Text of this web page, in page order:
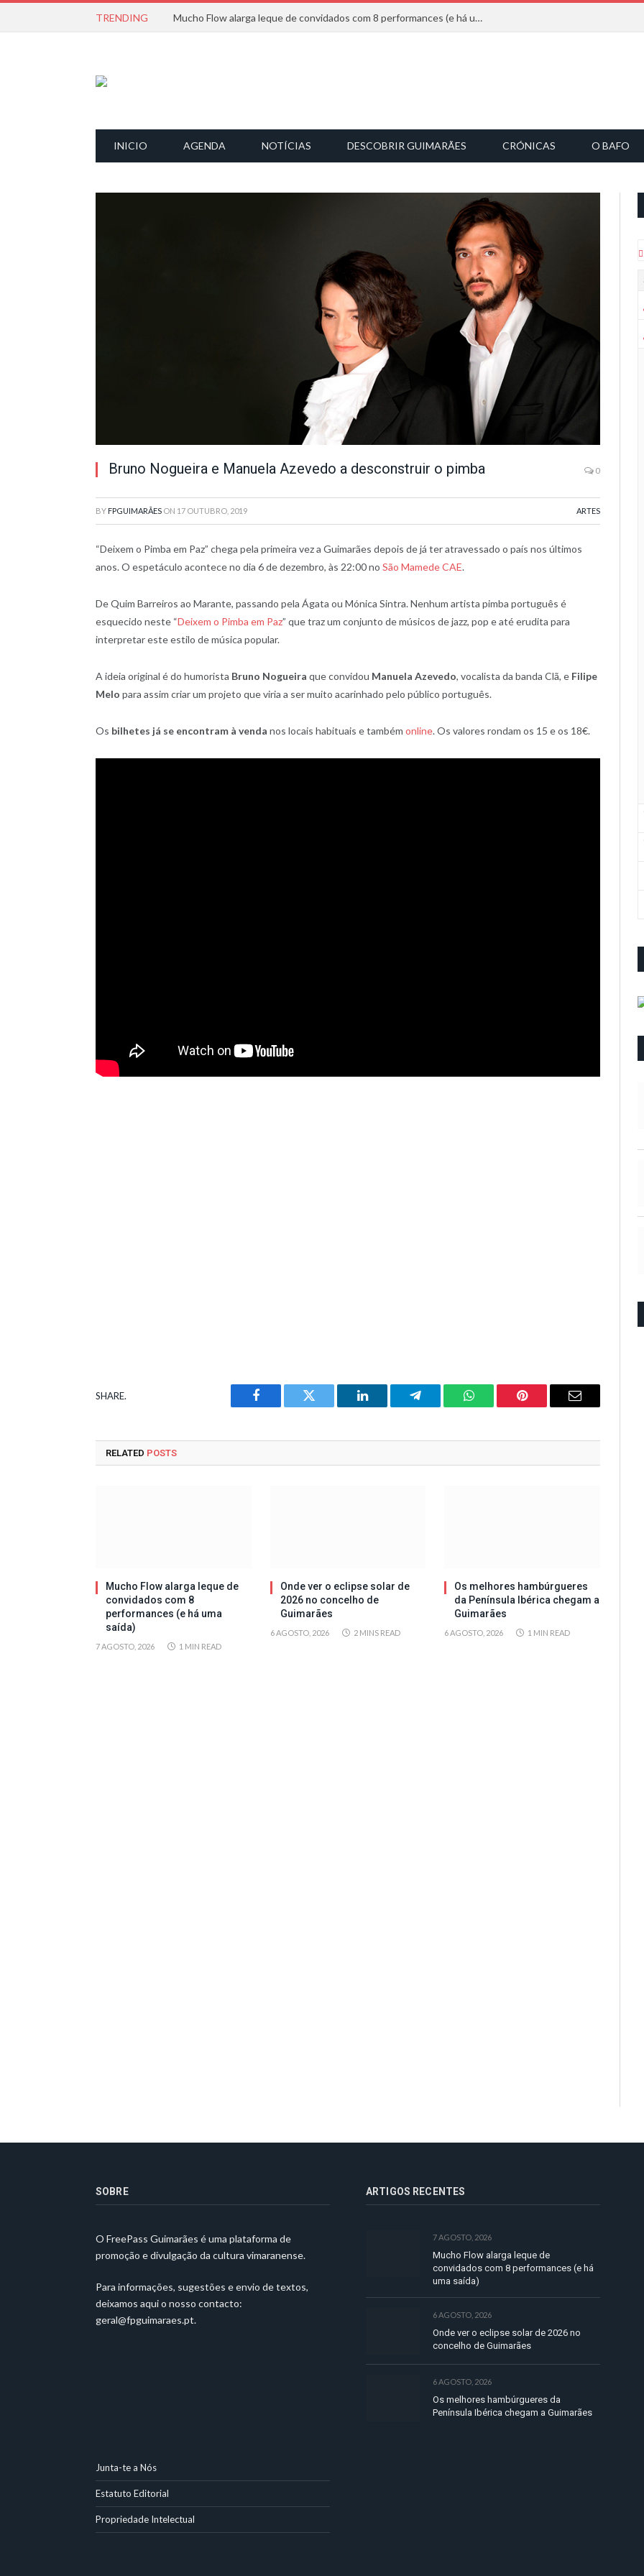
TRENDING Mucho Flow alarga leque de convidados com 8 performances (e há uma saída)
INICIO AGENDA NOTÍCIAS DESCOBRIR GUIMARÃES CRÓNICAS O BAFO
Bruno Nogueira e Manuela Azevedo a desconstruir o pimba 0
BY FPGUIMARÃES ON 17 OUTUBRO, 2019 ARTES
“Deixem o Pimba em Paz” chega pela primeira vez a Guimarães depois de já ter atravessado o país nos últimos
anos. O espetáculo acontece no dia 6 de dezembro, às 22:00 no São Mamede CAE.
De Quim Barreiros ao Marante, passando pela Ágata ou Mónica Sintra. Nenhum artista pimba português é
esquecido neste “Deixem o Pimba em Paz” que traz um conjunto de músicos de jazz, pop e até erudita para
interpretar este estilo de música popular.
A ideia original é do humorista Bruno Nogueira que convidou Manuela Azevedo, vocalista da banda Clã, e Filipe
Melo para assim criar um projeto que viria a ser muito acarinhado pelo público português.
Os bilhetes já se encontram à venda nos locais habituais e também online. Os valores rondam os 15 e os 18€.
SHARE.
Facebook Twitter LinkedIn Telegram WhatsAppPinterest Email
RELATED POSTS
Mucho Flow alarga leque de
convidados com 8
performances (e há uma
saída)
7 AGOSTO, 2026 1 MIN READ
Onde ver o eclipse solar de
2026 no concelho de
Guimarães
6 AGOSTO, 2026 2 MINS READ
Os melhores hambúrgueres
da Península Ibérica chegam a
Guimarães
6 AGOSTO, 2026 1 MIN READ
SOBRE
O FreePass Guimarães é uma plataforma de
promoção e divulgação da cultura vimaranense.
Para informações, sugestões e envio de textos,
deixamos aqui o nosso contacto:
geral@fpguimaraes.pt.
ARTIGOS RECENTES
7 AGOSTO, 2026
Mucho Flow alarga leque de
convidados com 8 performances (e há
uma saída)
6 AGOSTO, 2026
Onde ver o eclipse solar de 2026 no
concelho de Guimarães
6 AGOSTO, 2026
Os melhores hambúrgueres da
Península Ibérica chegam a Guimarães
Junta-te a Nós
Estatuto Editorial
Propriedade Intelectual